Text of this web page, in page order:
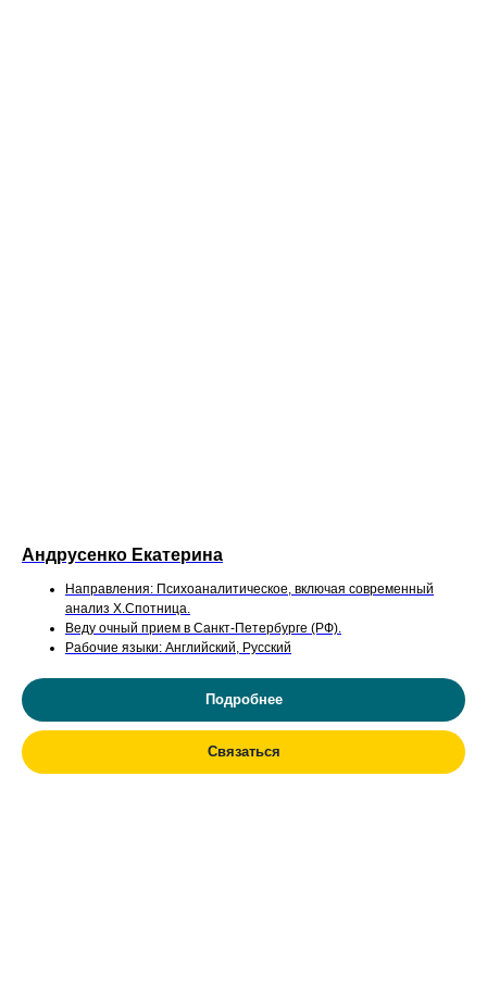
Андрусенко Екатерина
Направления: Психоаналитическое, включая современный
анализ Х.Спотница.
Веду очный прием в Санкт-Петербурге (РФ).
Рабочие языки: Английский, Русский
Подробнее
Связаться